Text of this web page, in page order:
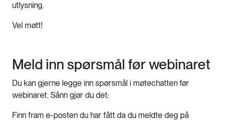
utlysning.
Vel møtt!
Meld inn spørsmål før webinaret
Du kan gjerne legge inn spørsmål i møtechatten før
webinaret. Sånn gjør du det:
Finn fram e-posten du har fått da du meldte deg på